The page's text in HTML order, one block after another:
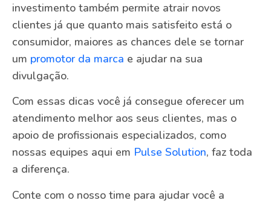
investimento também permite atrair novos
clientes já que quanto mais satisfeito está o
consumidor, maiores as chances dele se tornar
um promotor da marca e ajudar na sua
divulgação.
Com essas dicas você já consegue oferecer um
atendimento melhor aos seus clientes, mas o
apoio de profissionais especializados, como
nossas equipes aqui em Pulse Solution, faz toda
a diferença.
Conte com o nosso time para ajudar você a